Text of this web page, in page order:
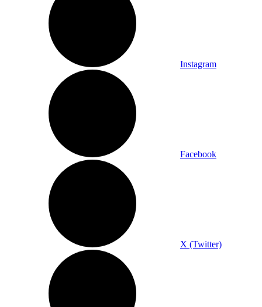
Instagram
Facebook
X (Twitter)